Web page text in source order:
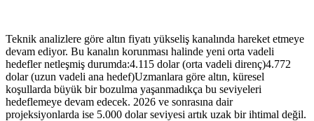
Teknik analizlere göre altın fiyatı yükseliş kanalında hareket etmeye
devam ediyor. Bu kanalın korunması halinde yeni orta vadeli
hedefler netleşmiş durumda:4.115 dolar (orta vadeli direnç)4.772
dolar (uzun vadeli ana hedef)Uzmanlara göre altın, küresel
koşullarda büyük bir bozulma yaşanmadıkça bu seviyeleri
hedeflemeye devam edecek. 2026 ve sonrasına dair
projeksiyonlarda ise 5.000 dolar seviyesi artık uzak bir ihtimal değil.